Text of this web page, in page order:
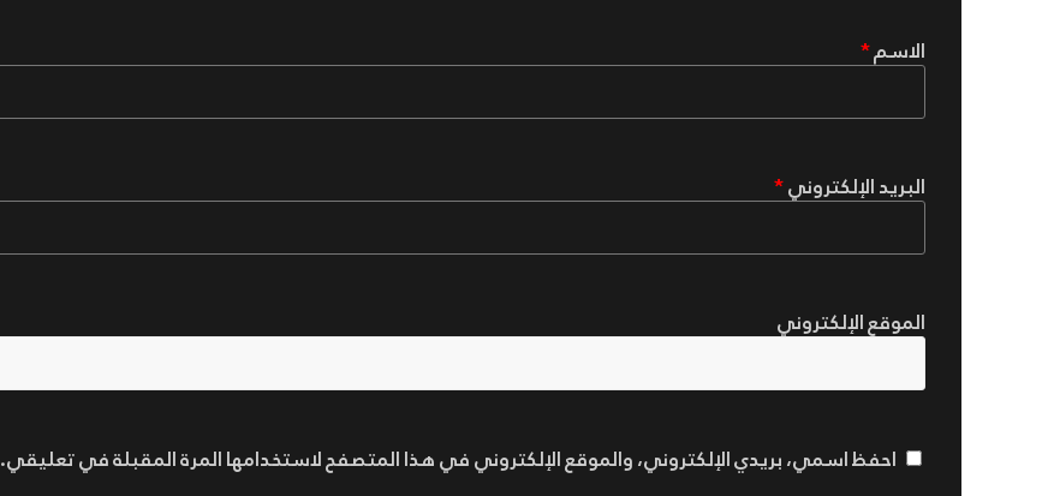
الاسم*
البريد الإلكتروني*
الموقع الإلكتروني
احفظ اسمي، بريدي الإلكتروني، والموقع الإلكتروني في هذا المتصفح لاستخدامها المرة المقبلة في تعليقي.